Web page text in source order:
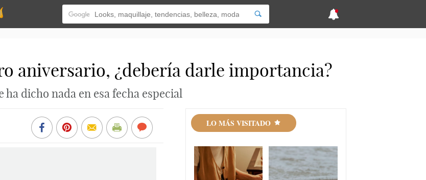
aniversario, ¿debería darle importancia?
dicho nada en esa fecha especial
LO MÁS VISITADO